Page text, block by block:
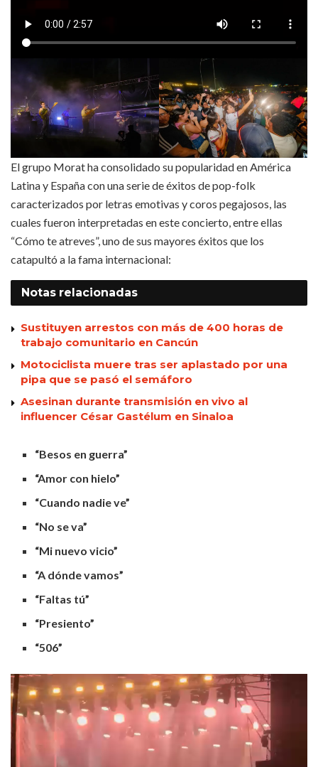
El grupo Morat ha consolidado su popularidad en América
Latina y España con una serie de éxitos de pop-folk
caracterizados por letras emotivas y coros pegajosos, las
cuales fueron interpretadas en este concierto, entre ellas
“Cómo te atreves”, uno de sus mayores éxitos que los
catapultó a la fama internacional:
Notas relacionadas
Sustituyen arrestos con más de 400 horas de
trabajo comunitario en Cancún
Motociclista muere tras ser aplastado por una
pipa que se pasó el semáforo
Asesinan durante transmisión en vivo al
influencer César Gastélum en Sinaloa
“Besos en guerra”
“Amor con hielo”
“Cuando nadie ve”
“No se va”
“Mi nuevo vicio”
“A dónde vamos”
“Faltas tú”
“Presiento”
“506”